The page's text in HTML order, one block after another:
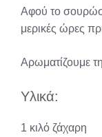
Αφού το
μερικές ώρες
Αρωματίζουμε
Υλικά:
1 κιλό ζάχαρη